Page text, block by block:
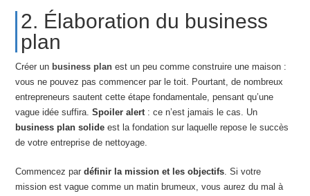
2. Élaboration du business
plan
Créer un business plan est un peu comme construire une maison :
vous ne pouvez pas commencer par le toit. Pourtant, de nombreux
entrepreneurs sautent cette étape fondamentale, pensant qu’une
vague idée suffira.Spoiler alert: ce n’est jamais le cas. Un
business plan solide est la fondation sur laquelle repose le succès
de votre entreprise de nettoyage.
Commencez pardéfinir la mission et les objectifs. Si votre
mission est vague comme un matin brumeux, vous aurez du mal à